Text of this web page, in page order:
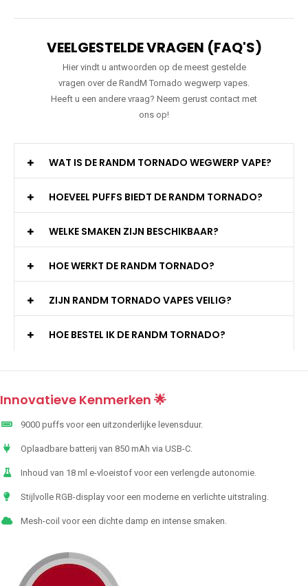
VEELGESTELDE VRAGEN (FAQ'S)
Hier vindt u antwoorden op de meest gestelde
vragen over de RandM Tornado wegwerp vapes.
Heeft u een andere vraag? Neem gerust contact met
ons op!
WAT IS DE RANDM TORNADO WEGWERP VAPE?
HOEVEEL PUFFS BIEDT DE RANDM TORNADO?
WELKE SMAKEN ZIJN BESCHIKBAAR?
HOE WERKT DE RANDM TORNADO?
ZIJN RANDM TORNADO VAPES VEILIG?
HOE BESTEL IK DE RANDM TORNADO?
Innovatieve Kenmerken 🌟
9000 puffs voor een uitzonderlijke levensduur.
Oplaadbare batterij van 850 mAh via USB-C.
Inhoud van 18 ml e-vloeistof voor een verlengde autonomie.
Stijlvolle RGB-display voor een moderne en verlichte uitstraling.
Mesh-coil voor een dichte damp en intense smaken.